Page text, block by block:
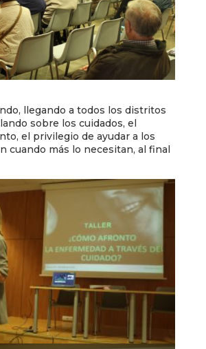
llegando a todos los distritos
sobre los cuidados, el
el privilegio de ayudar a los
cuando más lo necesitan, al final